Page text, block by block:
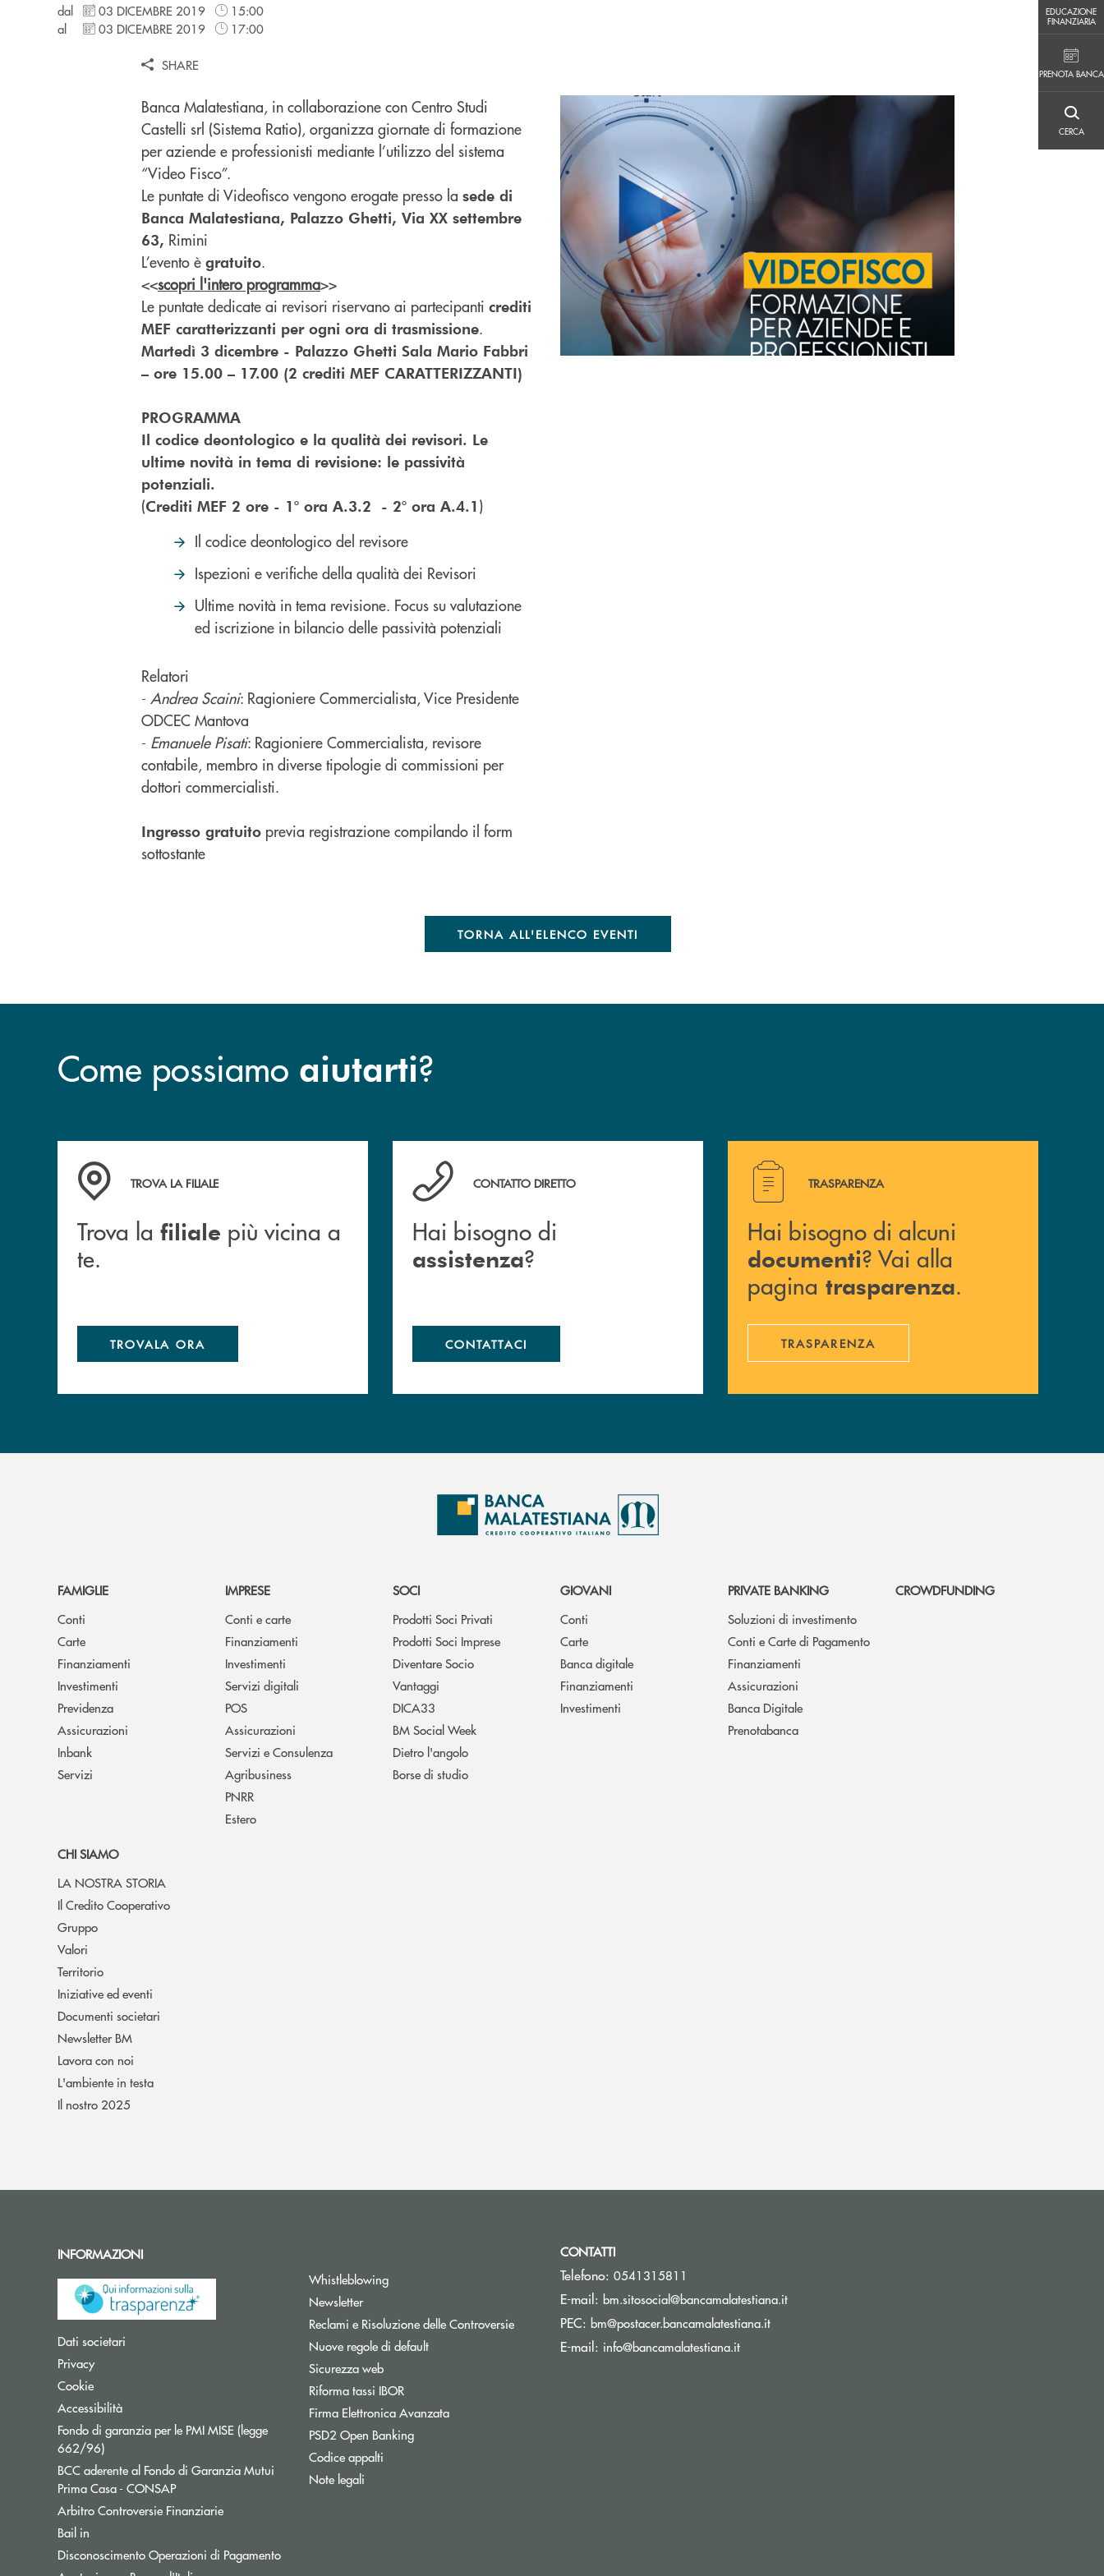
EDUCAZIONE
FINANZIARIA
PRENOTA BANCA
CERCA
dal 03 DICEMBRE 2019
15:00
al
03 DICEMBRE 2019 17:00
SHARE
Banca Malatestiana, in collaborazione con Centro Studi
Castelli srl (Sistema Ratio), organizza giornate di formazione
per aziende e professionisti mediante l’utilizzo del sistema
“Video Fisco”.
Le puntate di Videofisco vengono erogate presso la sede di
Banca Malatestiana, Palazzo Ghetti, Via XX settembre
63, Rimini
L’evento è gratuito.
<<scopri l'intero programma>>
Le puntate dedicate ai revisori riservano ai partecipanti crediti
MEF caratterizzanti per ogni ora di trasmissione.
Martedì 3 dicembre - Palazzo Ghetti Sala Mario Fabbri
– ore 15.00 – 17.00 (2 crediti MEF CARATTERIZZANTI)
PROGRAMMA
Il codice deontologico e la qualità dei revisori. Le
ultime novità in tema di revisione: le passività
potenziali.
(Crediti MEF 2 ore - 1° ora A.3.2 - 2° ora A.4.1)
Il codice deontologico del revisore
Ispezioni e verifiche della qualità dei Revisori
Ultime novità in tema revisione. Focus su valutazione
ed iscrizione in bilancio delle passività potenziali
Relatori
- Andrea Scaini: Ragioniere Commercialista, Vice Presidente
ODCEC Mantova
- Emanuele Pisati: Ragioniere Commercialista, revisore
contabile, membro in diverse tipologie di commissioni per
dottori commercialisti.
Ingresso gratuito previa registrazione compilando il form
sottostante
TORNA ALL'ELENCO EVENTI
Come possiamo aiutarti?
Trova la filiale più vicina a te.
TROVA LA FILIALE
Trova la filiale più vicina a
te.
TROVALA ORA
Hai bisogno di assistenza ?&nbsp;
CONTATTO DIRETTO
Hai bisogno di
assistenza?
CONTATTACI
Hai bisogno di alcuni documenti ? Vai alla pagina
TRASPARENZA
Hai bisogno di alcuni
documenti? Vai alla
pagina trasparenza.
TRASPARENZA
FAMIGLIE
Conti
Carte
Finanziamenti
Investimenti
Previdenza
Assicurazioni
Inbank
Servizi
IMPRESE
Conti e carte
Finanziamenti
Investimenti
Servizi digitali
POS
Assicurazioni
Servizi e Consulenza
Agribusiness
PNRR
Estero
SOCI
Prodotti Soci Privati
Prodotti Soci Imprese
Diventare Socio
Vantaggi
DICA33
BM Social Week
Dietro l'angolo
Borse di studio
GIOVANI
Conti
Carte
Banca digitale
Finanziamenti
Investimenti
PRIVATE BANKING
Soluzioni di investimento
Conti e Carte di Pagamento
Finanziamenti
Assicurazioni
Banca Digitale
Prenotabanca
CROWDFUNDING
CHI SIAMO
LA NOSTRA STORIA
Il Credito Cooperativo
Gruppo
Valori
Territorio
Iniziative ed eventi
Documenti societari
Newsletter BM
Lavora con noi
L'ambiente in testa
Il nostro 2025
INFORMAZIONI
Dati societari
PrivacyApre una nuova finestra
CookieApre una nuova finestra
AccessibilitàApre una nuova finestra
Fondo di garanzia per le PMI MISE (legge
662/96)Apre una nuova finestra
BCC aderente al Fondo di Garanzia Mutui
Prima Casa - CONSAPApre una nuova finestra
Arbitro Controversie FinanziarieApre una nuova finestra
Bail in
Disconoscimento Operazioni di PagamentoApre una nuova finestra
WhistleblowingApre una nuova finestra
NewsletterApre una nuova finestra
Reclami e Risoluzione delle ControversieApre una nuova finestra
Nuove regole di defaultApre una nuova finestra
Sicurezza webApre una nuova finestra
Riforma tassi IBORApre una nuova finestra
Firma Elettronica AvanzataApre una nuova finestra
PSD2 Open BankingApre una nuova finestra
Codice appalti
Note legali
CONTATTI
Telefono: 0541315811
E-mail: bm.sitosocial@bancamalatestiana.it(si apre l’app di posta elettronica)
PEC: bm@postacer.bancamalatestiana.it(si apre l’app di posta elettronica)
E-mail: info@bancamalatestiana.it(si apre l’app di posta elettronica)